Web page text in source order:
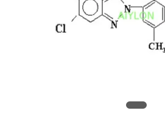
КОНТРОЛЬ
КАЧЕСТВА